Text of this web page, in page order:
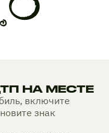
НА МЕСТЕ
включите
знак